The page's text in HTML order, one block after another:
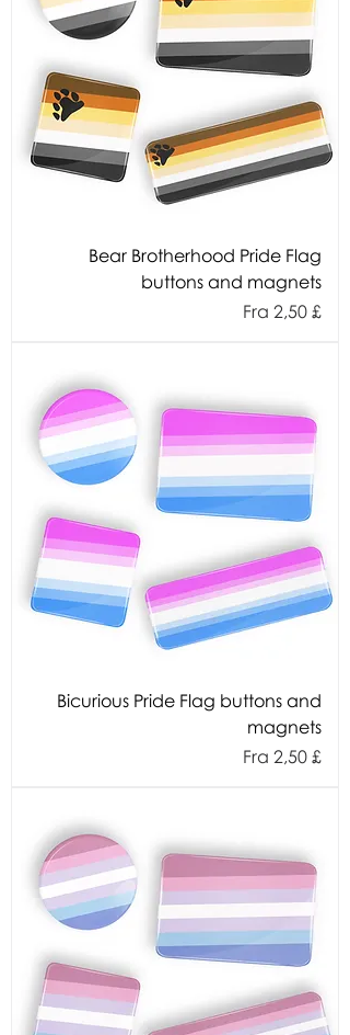
Bear Brotherhood Pride Flag
buttons and magnets
Fra 2,50 £
Salgspris
Bicurious Pride Flag buttons and
magnets
Fra 2,50 £
Salgspris